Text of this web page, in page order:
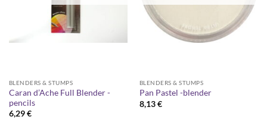
BLENDERS & STUMPS
Caran d’Ache Full Blender -
pencils
6,29€
BLENDERS & STUMPS
Pan Pastel -blender
8,13€